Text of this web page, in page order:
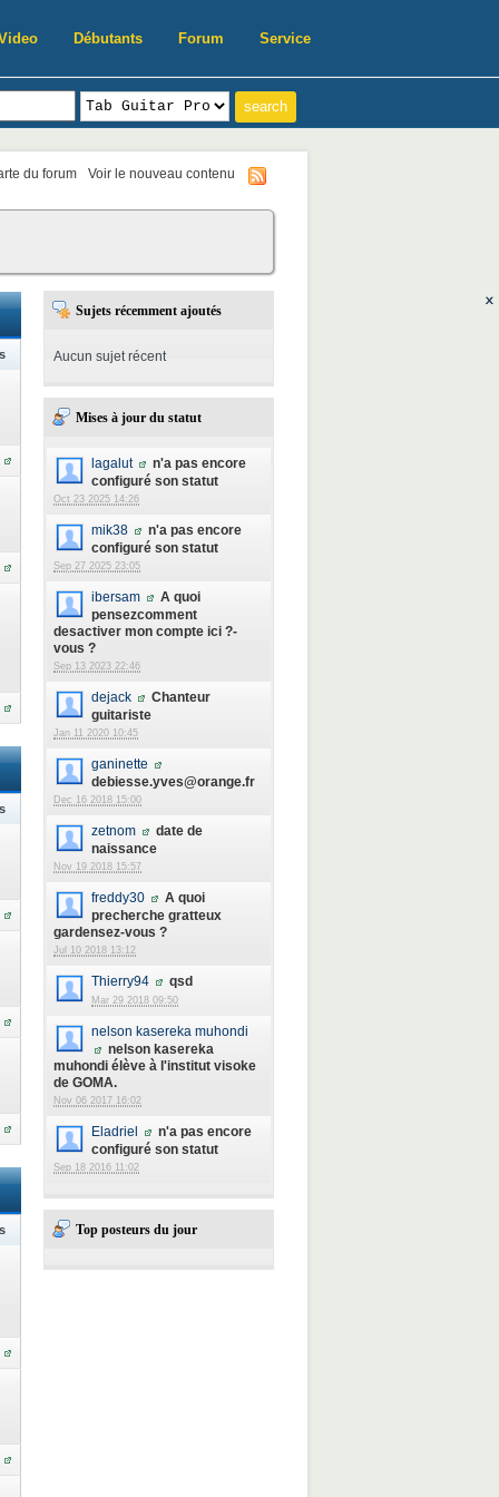
Débutants Forum Service
du forum Voir le nouveau contenu
Sujets récemment ajoutés
Aucun sujet récent
Mises à jour du statut
lagalut
n'a pas encore
configuré son statut
Oct 23 2025 14:26
mik38
n'a pas encore
configuré son statut
Sep 27 2025 23:05
ibersam
A quoi
pensezcomment
desactiver mon compte ici ?-
vous ?
Sep 13 2023 22:46
dejack
Chanteur
guitariste
Jan 11 2020 10:45
ganinette
debiesse.yves@orange.fr
Dec 16 2018 15:00
zetnom
date de
naissance
Nov 19 2018 15:57
freddy30
A quoi
precherche gratteux
gardensez-vous ?
Jul 10 2018 13:12
Thierry94 qsd
Mar 29 2018 09:50
nelson kasereka muhondi
nelson kasereka
muhondi élève à l'institut visoke
de GOMA.
Nov 06 2017 16:02
Eladriel
n'a pas encore
configuré son statut
Sep 18 2016 11:02
Top posteurs du jour